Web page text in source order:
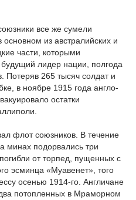
все же сумели
из австралийских и
части, которыми
лидер нации, полгода
Потеряв 265 тысяч солдат и
в ноябре 1915 года англо-
остатки
флот союзников. В течение
минах подорвались три
от торпед, пущенных с
эсминца «Муавенет», того
осенью 1914-го. Англичане
потопленных в Мраморном